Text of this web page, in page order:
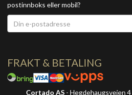
postinnboks eller mobil?
FRAKT & BETALING
Cortado AS- Hegdehaugsveien 4